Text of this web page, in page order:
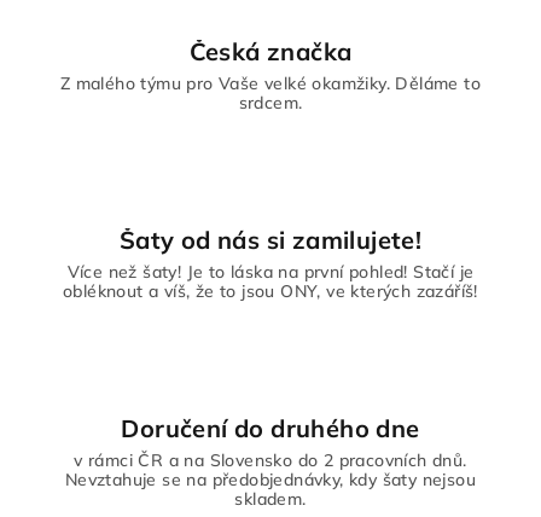
Česká značka
Z malého týmu pro Vaše velké okamžiky. Děláme to
srdcem.
Šaty od nás si zamilujete!
Více než šaty! Je to láska na první pohled! Stačí je
obléknout a víš, že to jsou ONY, ve kterých zazáříš!
Doručení do druhého dne
v rámci ČR a na Slovensko do 2 pracovních dnů.
Nevztahuje se na předobjednávky, kdy šaty nejsou
skladem.